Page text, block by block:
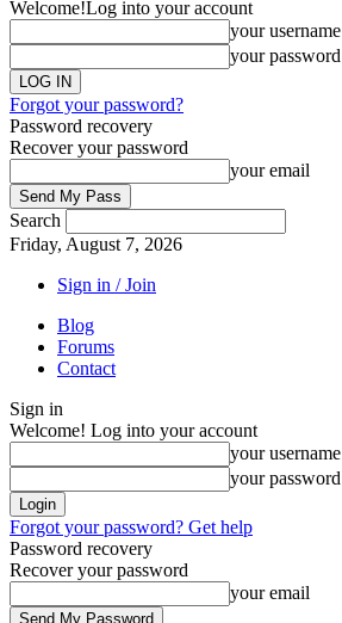
Welcome!Log into your account
your username
your password
Forgot your password?
Password recovery
Recover your password
your email
Search
Friday, August 7, 2026
Sign in / Join
Blog
Forums
Contact
Sign in
Welcome! Log into your account
your username
your password
Forgot your password? Get help
Password recovery
Recover your password
your email